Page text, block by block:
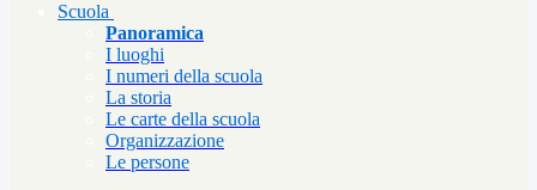
Scuola
Panoramica
I luoghi
I numeri della scuola
La storia
Le carte della scuola
Organizzazione
Le persone